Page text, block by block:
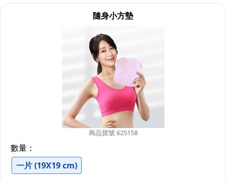
隨身小方墊
商品貨號 625158
數量：
一片 (19X19 cm)